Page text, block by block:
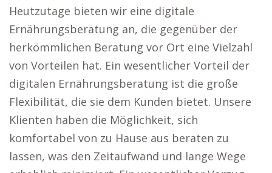
Heutzutage bieten wir eine digitale
Ernährungsberatung an, die gegenüber der
herkömmlichen Beratung vor Ort eine Vielzahl
von Vorteilen hat. Ein wesentlicher Vorteil der
digitalen Ernährungsberatung ist die große
Flexibilität, die sie dem Kunden bietet. Unsere
Klienten haben die Möglichkeit, sich
komfortabel von zu Hause aus beraten zu
lassen, was den Zeitaufwand und lange Wege